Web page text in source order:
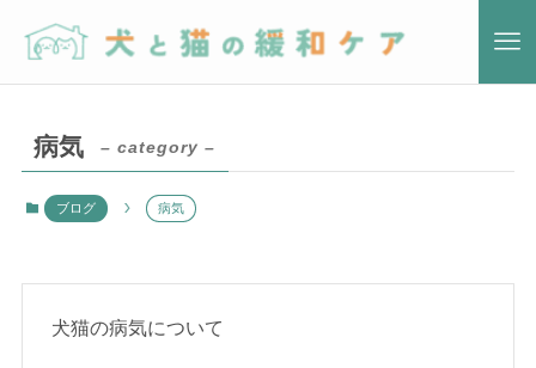
病気 – category –
ブログ 病気
犬猫の病気について